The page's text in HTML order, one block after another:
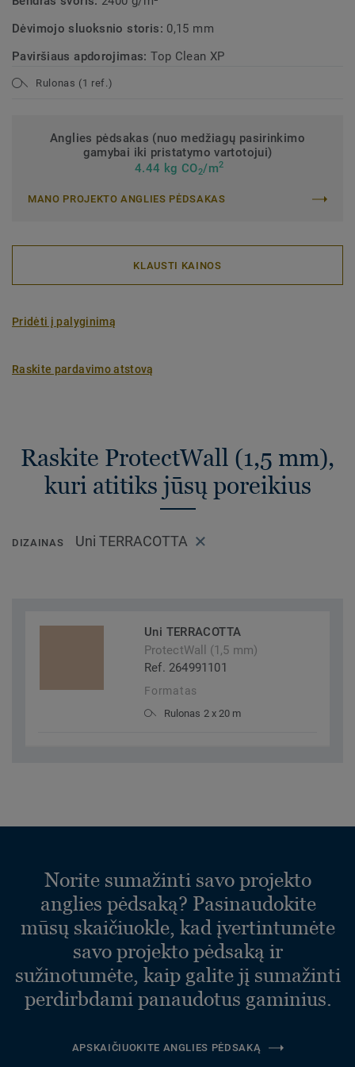
Dėvimojo sluoksnio storis: 0,15 mm
Paviršiaus apdorojimas:Top Clean XP
Rulonas (1 ref.)
Anglies pėdsakas (nuo medžiagų pasirinkimo
gamybai iki pristatymo vartotojui)
4.44 kg CO2/m2
MANO PROJEKTO ANGLIES PĖDSAKAS
KLAUSTI KAINOS
Pridėti į palyginimą
Raskite pardavimo atstovą
Raskite ProtectWall (1,5 mm),
kuri atitiks jūsų poreikius
DIZAINAS Uni TERRACOTTA
Uni TERRACOTTA
ProtectWall (1,5 mm)
Ref. 264991101
Formatas
Rulonas 2 x 20 m
Norite sumažinti savo projekto
anglies pėdsaką? Pasinaudokite
mūsų skaičiuokle, kad įvertintumėte
savo projekto pėdsaką ir
sužinotumėte, kaip galite jį sumažinti
perdirbdami panaudotus gaminius.
APSKAIČIUOKITE ANGLIES PĖDSAKĄ